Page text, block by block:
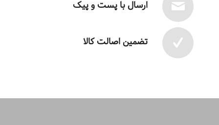
ارسال با پست و پیک
تضمین اصالت کالا